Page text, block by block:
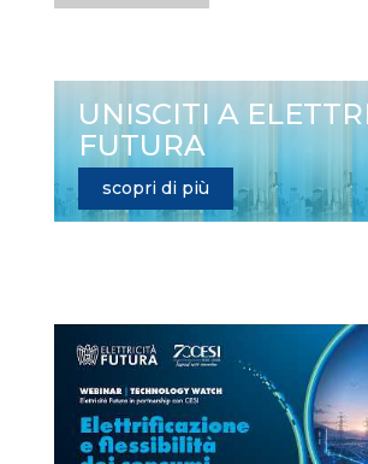
UNISCITI A
FUTURA
scopri di più